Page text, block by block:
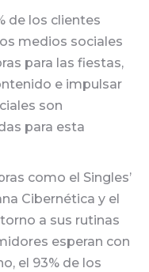
de los clientes
medios sociales
para las fiestas,
e impulsar
son
para esta
como el Singles’
Cibernética y el
a sus rutinas
esperan con
el 93% de los